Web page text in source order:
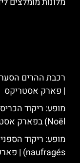
| פארק אסטריקס
Noël) בפארק אסטריקס
naufragés) | פארק אסטריקס